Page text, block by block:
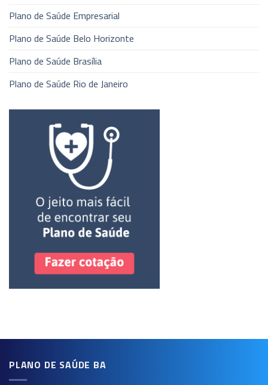
Plano de Saúde Empresarial
Plano de Saúde Belo Horizonte
Plano de Saúde Brasília
Plano de Saúde Rio de Janeiro
PLANO DE SAÚDE BA